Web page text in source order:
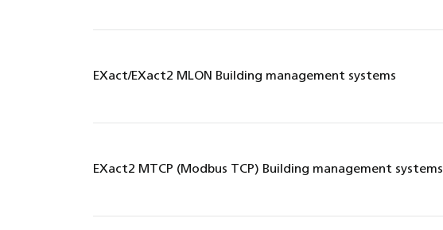
EXact/EXact2 MLON Building management systems
EXact2 MTCP (Modbus TCP) Building management systems